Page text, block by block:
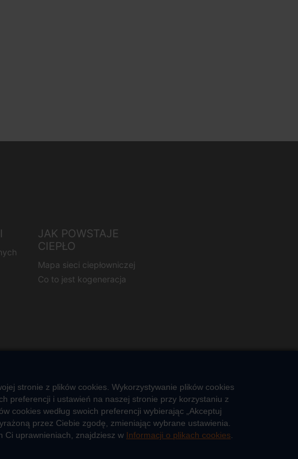
JAK POWSTAJE
CIEPŁO
Mapa sieci ciepłowniczej
Co to jest kogeneracja
stronie z plików cookies. Wykorzystywanie plików cookies
preferencji i ustawień na naszej stronie przy korzystaniu z
cookies według swoich preferencji wybierając „Akceptuj
przez Ciebie zgodę, zmieniając wybrane ustawienia.
Ci uprawnieniach, znajdziesz w Informacji o plikach cookies